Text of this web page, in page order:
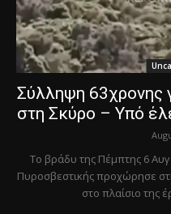
Σύλληψη 63χρονης
στη Σκύρο – Υπό
Το βράδυ της Πέμπτης 6
Πυροσβεστικής προχώρησε
στο πλαίσιο της